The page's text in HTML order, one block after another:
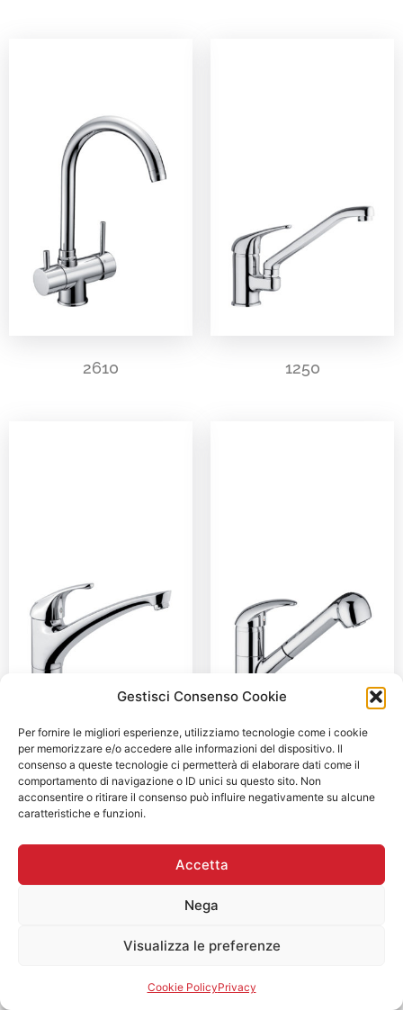
Gestisci Consenso Cookie
Per fornire le migliori esperienze, utilizziamo tecnologie come i cookie
per memorizzare e/o accedere alle informazioni del dispositivo. Il
consenso a queste tecnologie ci permetterà di elaborare dati come il
comportamento di navigazione o ID unici su questo sito. Non
acconsentire o ritirare il consenso può influire negativamente su alcune
caratteristiche e funzioni.
Accetta
Nega
Visualizza le preferenze
Cookie PolicyPrivacy
2610 1250
4170 1050